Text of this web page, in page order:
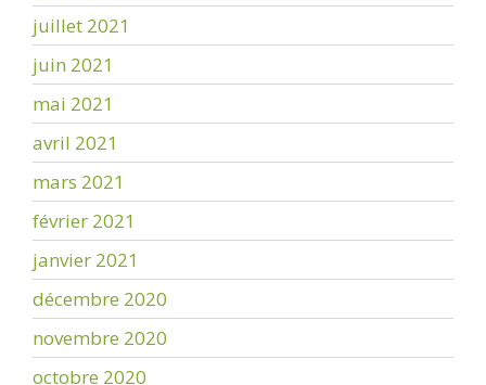
juillet 2021
juin 2021
mai 2021
avril 2021
mars 2021
février 2021
janvier 2021
décembre 2020
novembre 2020
octobre 2020